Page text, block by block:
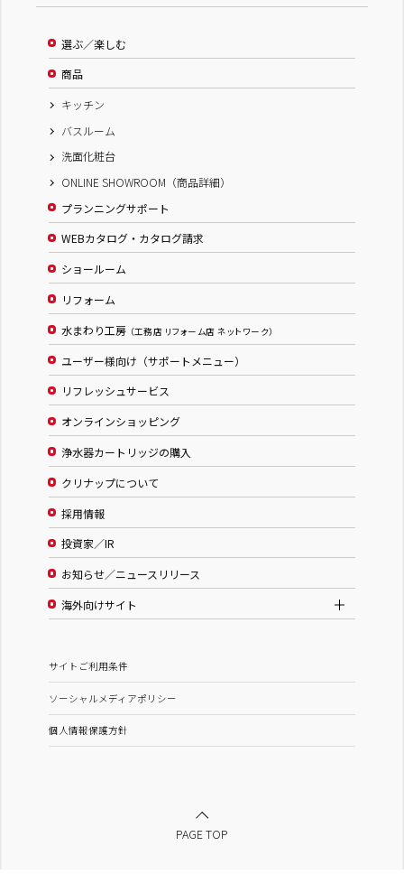
選ぶ／楽しむ
商品
キッチン
バスルーム
洗面化粧台
ONLINE SHOWROOM（商品詳細）
プランニングサポート
WEBカタログ・カタログ請求
ショールーム
リフォーム
水まわり工房 （工務店 リフォーム店 ネットワーク）
ユーザー様向け（サポートメニュー）
リフレッシュサービス
オンラインショッピング
浄水器カートリッジの購入
クリナップについて
採用情報
投資家／IR
お知らせ／ニュースリリース
海外向けサイト
サイトご利用条件
ソーシャルメディアポリシー
個人情報保護方針
PAGE TOP